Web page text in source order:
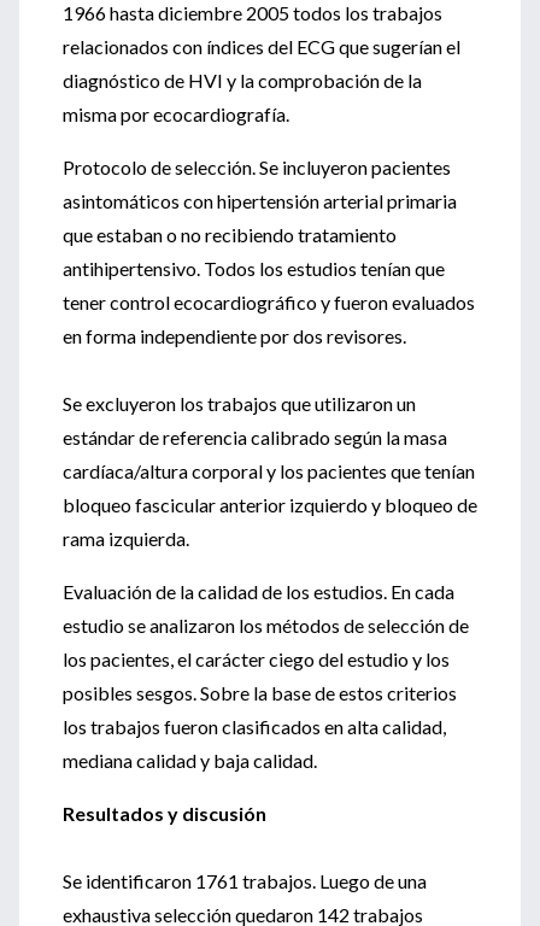
1966 hasta diciembre 2005 todos los trabajos
relacionados con índices del ECG que sugerían el
diagnóstico de HVI y la comprobación de la
misma por ecocardiografía.
Protocolo de selección. Se incluyeron pacientes
asintomáticos con hipertensión arterial primaria
que estaban o no recibiendo tratamiento
antihipertensivo. Todos los estudios tenían que
tener control ecocardiográfico y fueron evaluados
en forma independiente por dos revisores.
Se excluyeron los trabajos que utilizaron un
estándar de referencia calibrado según la masa
cardíaca/altura corporal y los pacientes que tenían
bloqueo fascicular anterior izquierdo y bloqueo de
rama izquierda.
Evaluación de la calidad de los estudios. En cada
estudio se analizaron los métodos de selección de
los pacientes, el carácter ciego del estudio y los
posibles sesgos. Sobre la base de estos criterios
los trabajos fueron clasificados en alta calidad,
mediana calidad y baja calidad.
Resultados y discusión
Se identificaron 1761 trabajos. Luego de una
exhaustiva selección quedaron 142 trabajos